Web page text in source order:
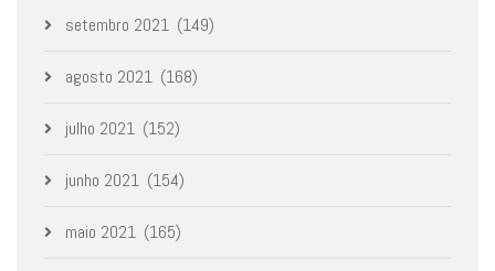
setembro 2021 (149)
agosto 2021 (168)
julho 2021 (152)
junho 2021 (154)
maio 2021 (165)